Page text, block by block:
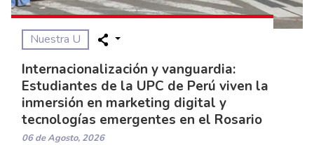
Nuestra U
Internacionalización y vanguardia:
Estudiantes de la UPC de Perú viven la
inmersión en marketing digital y
tecnologías emergentes en el Rosario
06 de Agosto, 2026